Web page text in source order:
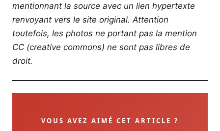
mentionnant la source avec un lien hypertexte
renvoyant vers le site original. Attention
toutefois, les photos ne portant pas la mention
CC (creative commons) ne sont pas libres de
droit.
VOUS AVEZ AIMÉ CET ARTICLE ?